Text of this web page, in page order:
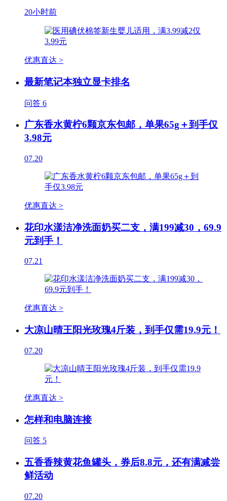
20小时前
优惠直达 >
最新笔记本独立显卡排名
问答 6
广东香水黄柠6颗京东包邮，单果65g＋到手仅
3.98元
07.20
优惠直达 >
花印水漾洁净洗面奶买二支，满199减30，69.9
元到手！
07.21
优惠直达 >
大凉山晴王阳光玫瑰4斤装，到手仅需19.9元！
07.20
优惠直达 >
怎样和电脑连接
问答 5
五香香辣黄花鱼罐头，券后8.8元，还有满减尝
鲜活动
07.20